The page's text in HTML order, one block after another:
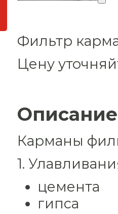
Фильтр
Цену
Описание
Карманы
1.
цемента
гипса